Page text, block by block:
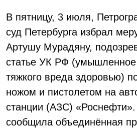
В пятницу, 3 июля,
суд Петербурга избрал
Артушу Мурадяну,
статье УК РФ (умышленное
тяжкого вреда здоровью)
ножом и пистолетом на
станции (АЗС)
сообщила объединённая